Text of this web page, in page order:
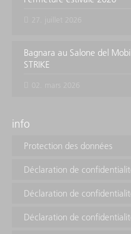
Bagnara au Salone del
STRIKE
info
Protection des données
Déclaration de
Déclaration de
Déclaration de